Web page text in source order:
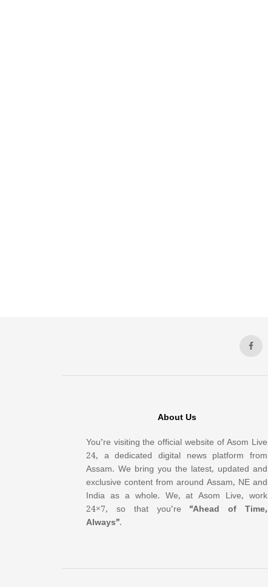
About Us
You’re visiting the official website of Asom Live
24, a dedicated digital news platform from
Assam. We bring you the latest, updated and
exclusive content from around Assam, NE and
India as a whole. We, at Asom Live, work
24×7, so that you’re“Ahead of Time,
Always”.